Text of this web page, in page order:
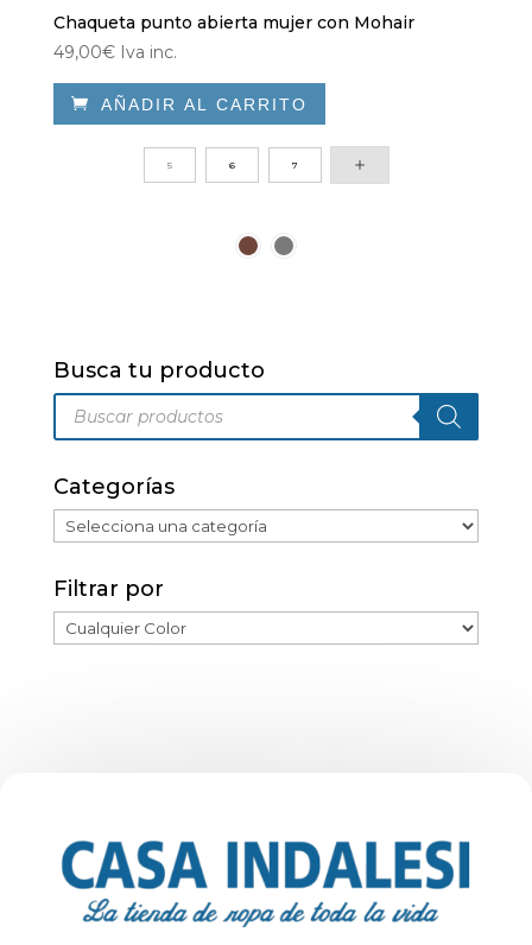
Chaqueta punto abierta mujer con Mohair
49,00€ Iva inc.
 AÑADIR AL CARRITO
elegir
la
de
producto
5 6 7
Busca tu producto
Búsqueda
productos
Categorías
Filtrar por